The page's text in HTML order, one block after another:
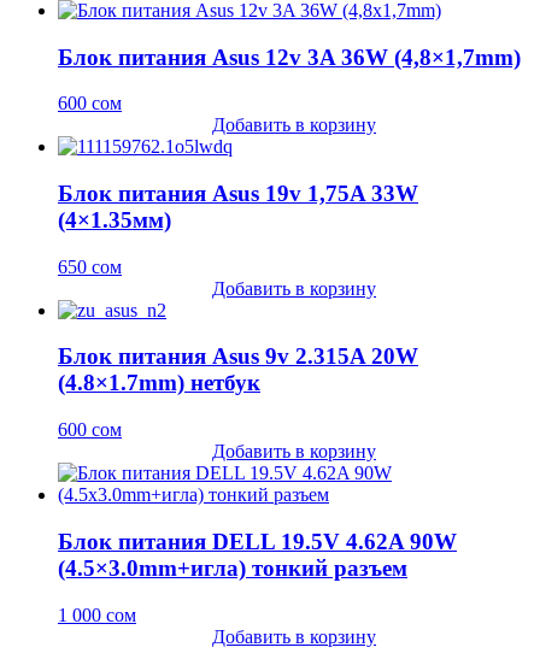
Блок питания Asus 12v 3A 36W (4,8×1,7mm)
600 сом
Добавить в корзину
Блок питания Asus 19v 1,75A 33W
(4×1.35мм)
650 сом
Добавить в корзину
Блок питания Asus 9v 2.315A 20W
(4.8×1.7mm) нетбук
600 сом
Добавить в корзину
Блок питания DELL 19.5V 4.62A 90W
(4.5×3.0mm+игла) тонкий разъем
1 000 сом
Добавить в корзину